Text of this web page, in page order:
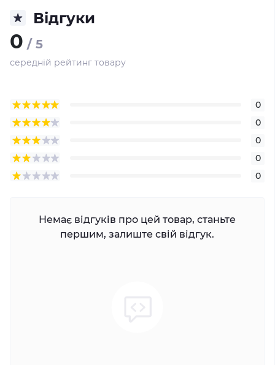
Відгуки
0 / 5
середній рейтинг товару
0
0
0
0
0
Немає відгуків про цей товар, станьте
першим, залиште свій відгук.